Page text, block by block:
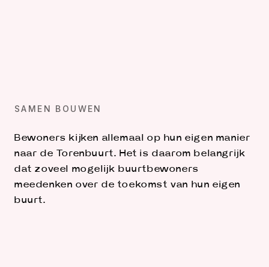
SAMEN BOUWEN
Bewoners kijken allemaal op hun eigen manier
naar de Torenbuurt. Het is daarom belangrijk
dat zoveel mogelijk buurtbewoners
meedenken over de toekomst van hun eigen
buurt.